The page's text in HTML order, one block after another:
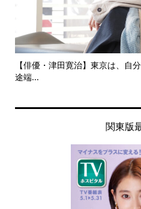
【俳優・津田寛治】東京は、自
途端...
関東版